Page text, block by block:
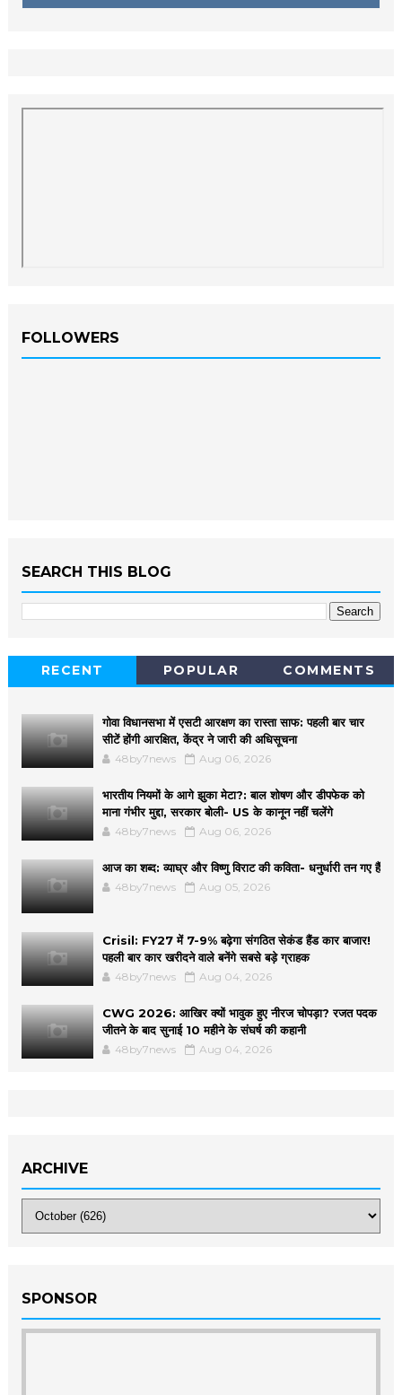
FOLLOWERS
SEARCH THIS BLOG
RECENT POPULAR COMMENTS
गोवा विधानसभा में एसटी आरक्षण का रास्ता साफ: पहली बार चार
सीटें होंगी आरक्षित, केंद्र ने जारी की अधिसूचना
48by7news Aug 06, 2026
भारतीय नियमों के आगे झुका मेटा?: बाल शोषण और डीपफेक को
माना गंभीर मुद्दा, सरकार बोली- US के कानून नहीं चलेंगे
48by7news Aug 06, 2026
आज का शब्द: व्याघ्र और विष्णु विराट की कविता- धनुर्धारी तन गए हैं
48by7news Aug 05, 2026
Crisil: FY27 में 7-9% बढ़ेगा संगठित सेकंड हैंड कार बाजार!
पहली बार कार खरीदने वाले बनेंगे सबसे बड़े ग्राहक
48by7news Aug 04, 2026
CWG 2026: आखिर क्यों भावुक हुए नीरज चोपड़ा? रजत पदक
जीतने के बाद सुनाई 10 महीने के संघर्ष की कहानी
48by7news Aug 04, 2026
ARCHIVE
SPONSOR